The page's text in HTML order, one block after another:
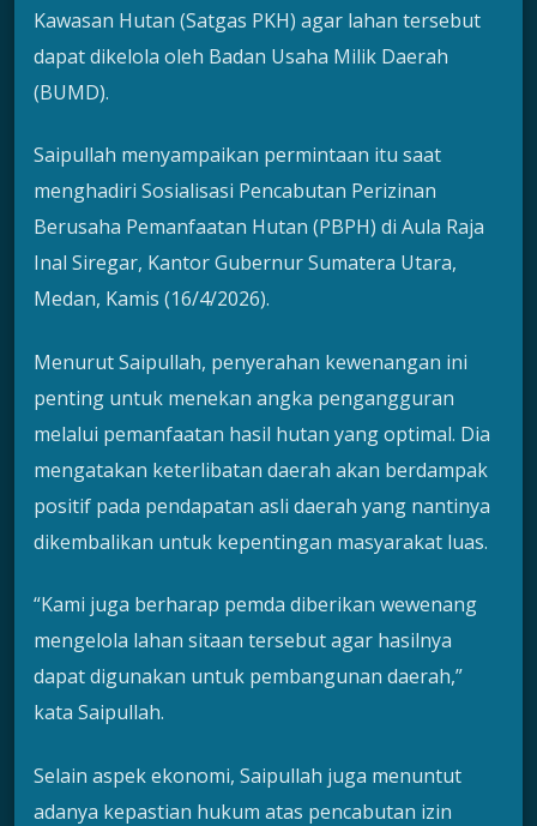
Kawasan Hutan (Satgas PKH) agar lahan tersebut
dapat dikelola oleh Badan Usaha Milik Daerah
(BUMD).
Saipullah menyampaikan permintaan itu saat
menghadiri Sosialisasi Pencabutan Perizinan
Berusaha Pemanfaatan Hutan (PBPH) di Aula Raja
Inal Siregar, Kantor Gubernur Sumatera Utara,
Medan, Kamis (16/4/2026).
Menurut Saipullah, penyerahan kewenangan ini
penting untuk menekan angka pengangguran
melalui pemanfaatan hasil hutan yang optimal. Dia
mengatakan keterlibatan daerah akan berdampak
positif pada pendapatan asli daerah yang nantinya
dikembalikan untuk kepentingan masyarakat luas.
“Kami juga berharap pemda diberikan wewenang
mengelola lahan sitaan tersebut agar hasilnya
dapat digunakan untuk pembangunan daerah,”
kata Saipullah.
Selain aspek ekonomi, Saipullah juga menuntut
adanya kepastian hukum atas pencabutan izin